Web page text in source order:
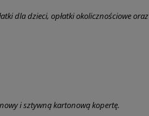
dla dzieci, opłatki okolicznościowe
i sztywną kartonową kopertę.